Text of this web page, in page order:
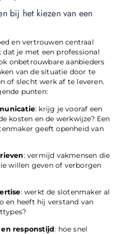
bij het kiezen van een
en vertrouwen centraal
je met een professional
onbetrouwbare aanbieders
van de situatie door te
of slecht werk af te leveren.
punten:
: krijg je vooraf een
kosten en de werkwijze? Een
geeft openheid van
: vermijd vakmensen die
willen geven of verborgen
: werkt de slotenmaker al
en heeft hij verstand van
responstijd: hoe snel